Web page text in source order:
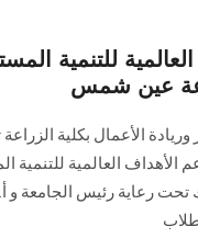
للتنمية
عين شمس
الأعمال بكلية
الأهداف العالمية للتنمية
تحت رعاية رئيس الجامعة و